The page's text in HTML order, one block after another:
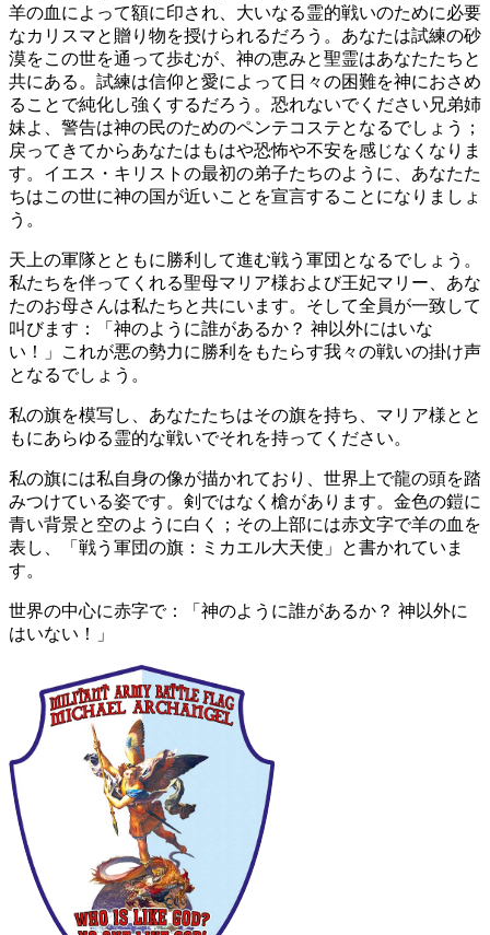
羊の血によって額に印され、大いなる霊的戦いのために必要
なカリスマと贈り物を授けられるだろう。あなたは試練の砂
漠をこの世を通って歩むが、神の恵みと聖霊はあなたたちと
共にある。試練は信仰と愛によって日々の困難を神におさめ
ることで純化し強くするだろう。恐れないでください兄弟姉
妹よ、警告は神の民のためのペンテコステとなるでしょう；
戻ってきてからあなたはもはや恐怖や不安を感じなくなりま
す。イエス・キリストの最初の弟子たちのように、あなたた
ちはこの世に神の国が近いことを宣言することになりましょ
う。
天上の軍隊とともに勝利して進む戦う軍団となるでしょう。
私たちを伴ってくれる聖母マリア様および王妃マリー、あな
たのお母さんは私たちと共にいます。そして全員が一致して
叫びます：「神のように誰があるか？ 神以外にはいな
い！」これが悪の勢力に勝利をもたらす我々の戦いの掛け声
となるでしょう。
私の旗を模写し、あなたたちはその旗を持ち、マリア様とと
もにあらゆる霊的な戦いでそれを持ってください。
私の旗には私自身の像が描かれており、世界上で龍の頭を踏
みつけている姿です。剣ではなく槍があります。金色の鎧に
青い背景と空のように白く；その上部には赤文字で羊の血を
表し、「戦う軍団の旗：ミカエル大天使」と書かれていま
す。
世界の中心に赤字で：「神のように誰があるか？ 神以外に
はいない！」